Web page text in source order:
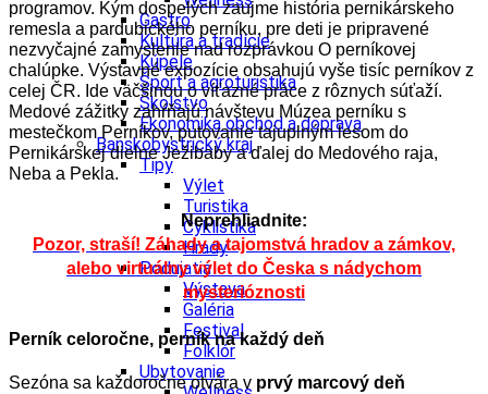
Gastro
Kultúra a tradície
Kúpele
Šport a agroturistika
Školstvo
Ekonomika obchod a doprava
Banskobystrický kraj
Tipy
Výlet
Turistika
Cyklistika
Hrady
Podujatia
Výstava
Galéria
Festival
Folklór
Ubytovanie
programov. Kým dospelých zaujme história pernikárskeho
remesla a pardubického perníku, pre deti je pripravené
nezvyčajné zamyslenie nad rozprávkou O perníkovej
chalúpke. Výstavné expozície obsahujú vyše tisíc perníkov z
celej ČR. Ide väčšinou o víťazné práce z rôznych súťaží.
Medové zážitky zahŕňajú návštevu Múzea perníku s
mestečkom Perníkov, putovanie tajuplným lesom do
Pernikárskej dielne Ježibaby a ďalej do Medového raja,
Neba a Pekla.
Neprehliadnite:
Pozor, straší! Záhady a tajomstvá hradov a zámkov,
alebo virtuálny výlet do Česka s nádychom
mysterióznosti
Perník celoročne, perník na každý deň
Sezóna sa každoročne otvára v prvý marcový deň